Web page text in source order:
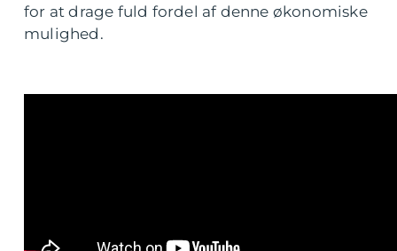
for at drage fuld fordel af denne økonomiske
mulighed.